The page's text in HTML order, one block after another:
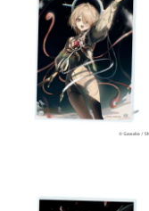
カテゴリ
価格